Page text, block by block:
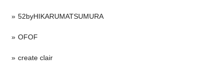
52byHIKARUMATSUMURA
OFOF
create clair